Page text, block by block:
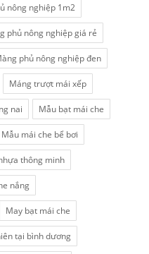
nông nghiệp 1m2
phủ nông nghiệp giá rẻ
phủ nông nghiệp đen
Máng trượt mái xếp
nai Mẫu bạt mái che
Mẫu mái che bể bơi
thông minh
nắng
May bạt mái che
tại bình dương